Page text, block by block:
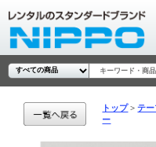
トップ テ
ー